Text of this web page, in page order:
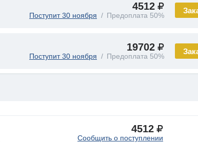
4512
Поступит 30 ноября Предоплата 50%
19702
Поступит 30 ноября Предоплата 50%
4512
Сообщить о поступлении